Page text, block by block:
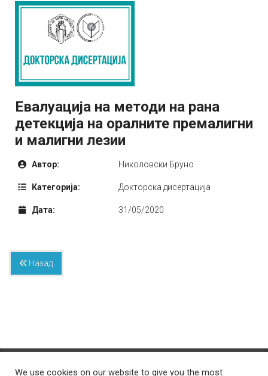
Евалуација на методи на рана
детекција на оралните премалигни
и малигни лезии
Автор: Николовски Бруно
Категорија: Докторска дисертација
Дата: 31/05/2020
Назад
Методиј'' во Скопје
Developed by Unet
We use cookies on our website to give you the most